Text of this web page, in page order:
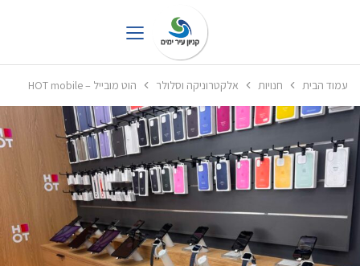
עמוד הבית חנויות אלקטרוניקה וסלולר הוט מובייל – HOT mobile